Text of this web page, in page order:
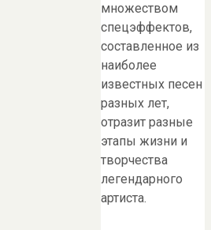
множеством
спецэффектов,
составленное из
наиболее
известных песен
разных лет,
отразит разные
этапы жизни и
творчества
легендарного
артиста.